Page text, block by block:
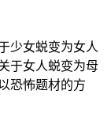
少女蜕变为女人
于女人蜕变为母
恐怖题材的方